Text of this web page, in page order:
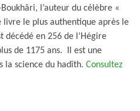
l’auteur du célèbre «
livre le plus authentique après le
décédé en 256 de l’Hégire
la science du hadîth. Consultez